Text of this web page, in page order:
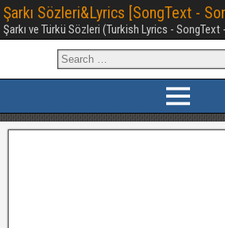
Şarkı Sözleri&Lyrics [SongText -
Şarkı ve Türkü Sözleri (Turkish Lyrics -